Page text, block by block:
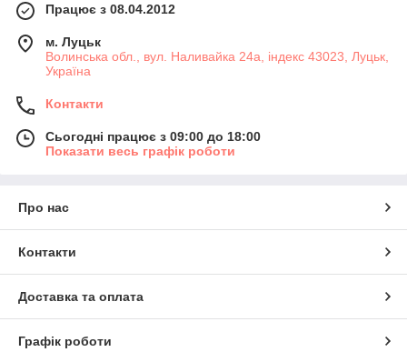
Працює з 08.04.2012
м. Луцьк
Волинська обл., вул. Наливайка 24а, індекс 43023, Луцьк,
Україна
Контакти
Сьогодні працює з 09:00 до 18:00
Показати весь графік роботи
Про нас
Контакти
Доставка та оплата
Графік роботи